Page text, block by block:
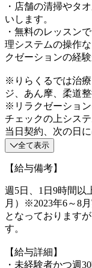
・店舗の清掃やタ
いします。
・無料のレッスン
理システムの操作
クゼーションの経
※りらくるでは治
ジ、あん摩、柔道
※リラクゼーショ
チェックの上シス
当日契約、次の日に
全て表示
【給与備考】
週5日、1日9時間以
月）※2023年6～8
となっております
す。
【給与詳細】
・未経験者かつ週